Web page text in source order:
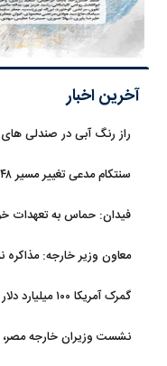
آخرین اخبار
راز رنگ آبی در صندلی
سنتکام مدعی تغییر مسیر ۴۸ کشتی تجاری شد
فیدان: حماس به تعهدات
معاون وزیر خارجه:
گمرک آمریکا ۱۰۰ میلیارد دلار از درآمد تعرفه‌ها را به واردکنندگان بازگرداند
نشست وزیران خارجه مصر،